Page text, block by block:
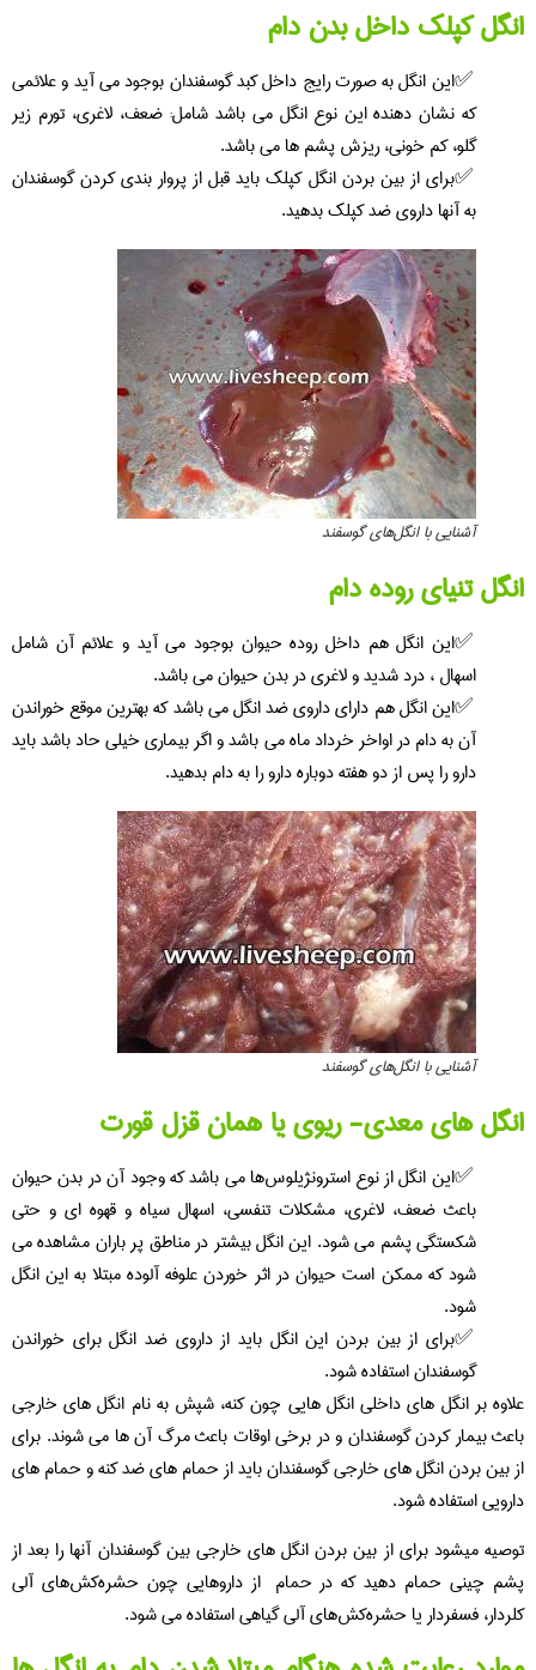
انگل کپلک داخل بدن دام
این انگل به صورت رایج داخل کبد گوسفندان بوجود می آید و علائمی
که نشان دهنده این نوع انگل می باشد شامل: ضعف، لاغری، تورم زیر
گلو، کم خونی، ریزش پشم ها می باشد.
برای از بین بردن انگل کپلک باید قبل از پروار بندی کردن گوسفندان
به آنها داروی ضد کپلک بدهید.
آشنایی با انگل‌های گوسفند
انگل تنیای روده دام
این انگل هم داخل روده حیوان بوجود می آید و علائم آن شامل
اسهال ، درد شدید و لاغری در بدن حیوان می باشد.
این انگل هم دارای داروی ضد انگل می باشد که بهترین موقع خوراندن
آن به دام در اواخر خرداد ماه می باشد و اگر بیماری خیلی حاد باشد باید
دارو را پس از دو هفته دوباره دارو را به دام بدهید.
آشنایی با انگل‌های گوسفند
انگل های معدی- ریوی یا همان قزل قورت
این انگل از نوع استرونژیلوس‌ها می باشد که وجود آن در بدن حیوان
باعث ضعف، لاغری، مشکلات تنفسی، اسهال سیاه و قهوه ای و حتی
شکستگی پشم می شود. این انگل بیشتر در مناطق پر باران مشاهده می
شود که ممکن است حیوان در اثر خوردن علوفه آلوده مبتلا به این انگل
شود.
برای از بین بردن این انگل باید از داروی ضد انگل برای خوراندن
گوسفندان استفاده شود.
علاوه بر انگل های داخلی انگل هایی چون کنه، شپش به نام انگل های خارجی
باعث بیمار کردن گوسفندان و در برخی اوقات باعث مرگ آن ها می شوند. برای
از بین بردن انگل های خارجی گوسفندان باید از حمام های ضد کنه و حمام های
دارویی استفاده شود.
توصیه میشود برای از بین بردن انگل های خارجی بین گوسفندان آنها را بعد از
پشم چینی حمام دهید که در حمام از داروهایی چون حشره‌کش‌هاى آلى
کلردار، فسفردار یا حشره‌کش‌هاى آلى گیاهى استفاده می شود.